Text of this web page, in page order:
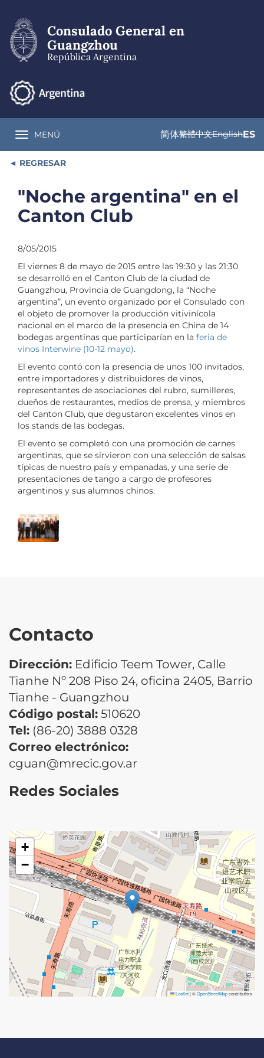
contenido
principal
Consulado General en
Guangzhou
República Argentina
Toggle navigation
MENÚ 简体繁體中文EnglishES
REGRESAR
"Noche argentina" en el
Canton Club
8/05/2015
El viernes 8 de mayo de 2015 entre las 19:30 y las 21:30
se desarrolló en el Canton Club de la ciudad de
Guangzhou, Provincia de Guangdong, la “Noche
argentina”, un evento organizado por el Consulado con
el objeto de promover la producción vitivinícola
nacional en el marco de la presencia en China de 14
bodegas argentinas que participarían en la feria de
vinos Interwine (10-12 mayo).
El evento contó con la presencia de unos 100 invitados,
entre importadores y distribuidores de vinos,
representantes de asociaciones del rubro, sumilleres,
dueños de restaurantes, medios de prensa, y miembros
del Canton Club, que degustaron excelentes vinos en
los stands de las bodegas.
El evento se completó con una promoción de carnes
argentinas, que se sirvieron con una selección de salsas
típicas de nuestro país y empanadas, y una serie de
presentaciones de tango a cargo de profesores
argentinos y sus alumnos chinos.
Contacto
Dirección: Edificio Teem Tower, Calle
Tianhe Nº 208 Piso 24, oficina 2405, Barrio
Tianhe - Guangzhou
Código postal: 510620
Tel: (86-20) 3888 0328
Correo electrónico:
cguan@mrecic.gov.ar
Redes Sociales
+
−
Leaflet|©OpenStreetMapcontributors